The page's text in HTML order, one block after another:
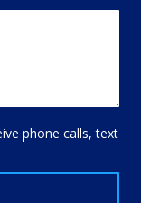
phone calls, text